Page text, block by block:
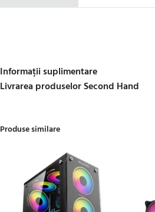
Informații suplimentare
Livrarea produselor Second Hand
Produse similare